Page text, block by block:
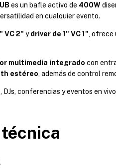
es un bafle activo de 400W
en cualquier evento.
VC 2" ydriver de 1" VC 1", ofrece
multimedia integrado con
estéreo, además de control
DJs, conferencias y eventos en
técnica